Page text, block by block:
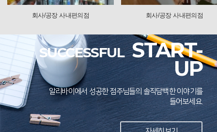
회사/공장 사내편의점 회사/
SUCCESSFUL START-
UP
알리바이에서 성공한 점주님들의 솔직담백한 이야기를
들어보세요.